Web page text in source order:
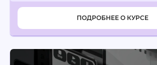
ПОДРОБНЕЕ О КУРСЕ